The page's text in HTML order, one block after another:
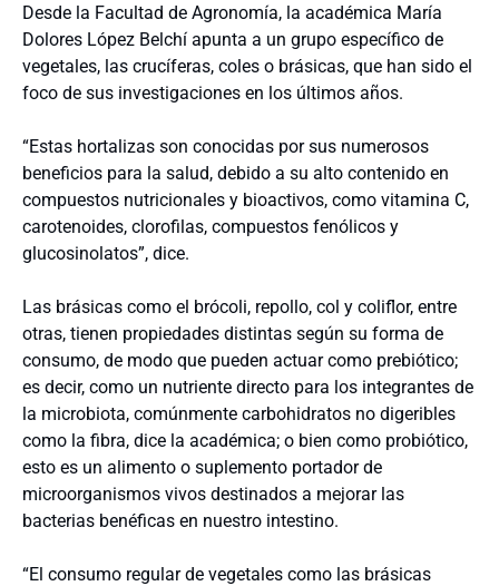
Desde la Facultad de Agronomía, la académica María
Dolores López Belchí apunta a un grupo específico de
vegetales, las crucíferas, coles o brásicas, que han sido el
foco de sus investigaciones en los últimos años.
“Estas hortalizas son conocidas por sus numerosos
beneficios para la salud, debido a su alto contenido en
compuestos nutricionales y bioactivos, como vitamina C,
carotenoides, clorofilas, compuestos fenólicos y
glucosinolatos”, dice.
Las brásicas como el brócoli, repollo, col y coliflor, entre
otras, tienen propiedades distintas según su forma de
consumo, de modo que pueden actuar como prebiótico;
es decir, como un nutriente directo para los integrantes de
la microbiota, comúnmente carbohidratos no digeribles
como la fibra, dice la académica; o bien como probiótico,
esto es un alimento o suplemento portador de
microorganismos vivos destinados a mejorar las
bacterias benéficas en nuestro intestino.
“El consumo regular de vegetales como las brásicas